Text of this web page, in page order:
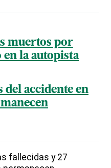
muertos por
en la autopista
del accidente en
fallecidas y 27